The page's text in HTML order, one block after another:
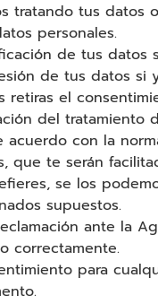
tratando tus datos
personales.
de tus datos
de tus datos si
retiras el
del tratamiento
acuerdo con la
que te serán
se los
supuestos.
ante la
correctamente.
para